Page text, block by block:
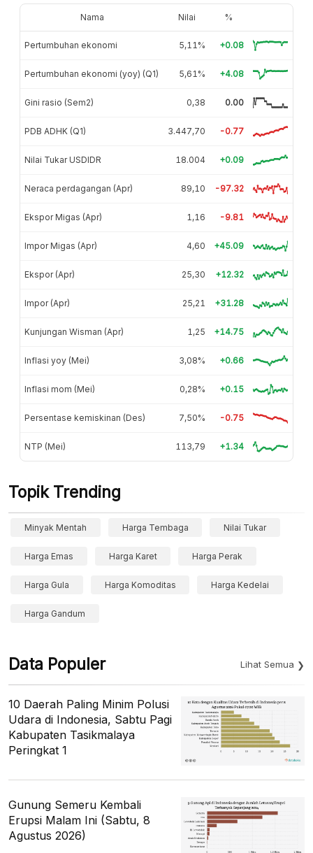
Nama Nilai %
Pertumbuhan ekonomi 5,11% +0.08
Pertumbuhan ekonomi (yoy) (Q1) 5,61% +4.08
Gini rasio (Sem2) 0,38 0.00
PDB ADHK (Q1) 3.447,70 -0.77
Nilai Tukar USDIDR 18.004 +0.09
Neraca perdagangan (Apr) 89,10 -97.32
Ekspor Migas (Apr) 1,16 -9.81
Impor Migas (Apr) 4,60 +45.09
Ekspor (Apr) 25,30 +12.32
Impor (Apr) 25,21 +31.28
Kunjungan Wisman (Apr) 1,25 +14.75
Inflasi yoy (Mei) 3,08% +0.66
Inflasi mom (Mei) 0,28% +0.15
Persentase kemiskinan (Des) 7,50% -0.75
NTP (Mei) 113,79 +1.34
Topik Trending
Minyak Mentah Harga Tembaga Nilai Tukar
Harga Emas Harga Karet Harga Perak
Harga Gula Harga Komoditas Harga Kedelai
Harga Gandum
Data Populer Lihat Semua
10 Daerah Paling Minim Polusi
Udara di Indonesia, Sabtu Pagi
Kabupaten Tasikmalaya
Peringkat 1
Gunung Semeru Kembali
Erupsi Malam Ini (Sabtu, 8
Agustus 2026)